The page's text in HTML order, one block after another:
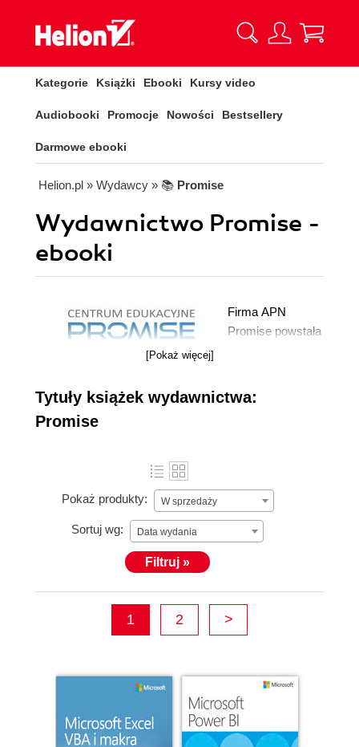
Kategorie Książki Ebooki Kursy video
Audiobooki Promocje Nowości Bestsellery
Darmowe ebooki
Helion.pl » Wydawcy » 📚 Promise
Wydawnictwo Promise -
ebooki
Firma APN
Promise powstała
dostarczaniu
narzędzi głównie
Microsoft oraz
anglojęzycznych
wydawnictw o
Ponadto w 1998 r.
firma uruchomiła
działalność
wydawniczą
[Pokaż więcej]
Tytuły książek wydawnictwa:
Promise
Pokaż produkty: W sprzedaży
Sortuj wg: Data wydania
Filtruj »
1 2 >